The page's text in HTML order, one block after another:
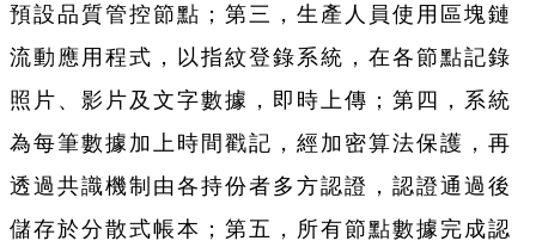
預設品質管控節點；第三，生產人員使用區塊鏈
流動應用程式，以指紋登錄系統，在各節點記錄
照片、影片及文字數據，即時上傳；第四，系統
為每筆數據加上時間戳記，經加密算法保護，再
透過共識機制由各持份者多方認證，認證通過後
儲存於分散式帳本；第五，所有節點數據完成認